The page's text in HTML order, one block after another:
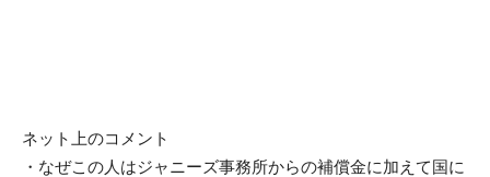
ネット上のコメント
・なぜこの人はジャニーズ事務所からの補償金に加えて国に